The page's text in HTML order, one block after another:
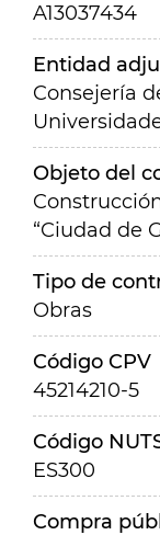
A13037434
Entidad
Consejería
Objeto del
“Ciudad de
Tipo de
Obras
Código CPV
45214210-5
Código
ES300
Compra